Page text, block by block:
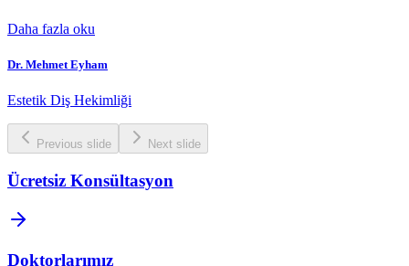
Daha fazla oku
Dr. Mehmet Eyham
Estetik Diş Hekimliği
Previous slide Next slide
Ücretsiz Konsültasyon
Doktorlarımız